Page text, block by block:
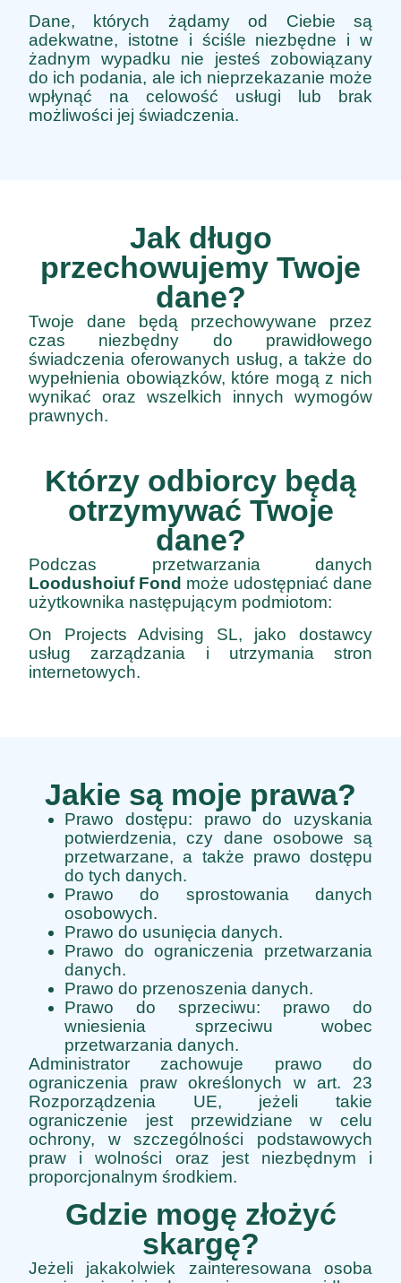
Dane, których żądamy od Ciebie są
adekwatne, istotne i ściśle niezbędne i w
żadnym wypadku nie jesteś zobowiązany
do ich podania, ale ich nieprzekazanie może
wpłynąć na celowość usługi lub brak
możliwości jej świadczenia.
Jak długo
przechowujemy Twoje
dane?
Twoje dane będą przechowywane przez
czas niezbędny do prawidłowego
świadczenia oferowanych usług, a także do
wypełnienia obowiązków, które mogą z nich
wynikać oraz wszelkich innych wymogów
prawnych.
Którzy odbiorcy będą
otrzymywać Twoje
dane?
Podczas przetwarzania danych
Loodushoiuf Fond może udostępniać dane
użytkownika następującym podmiotom:
On Projects Advising SL, jako dostawcy
usług zarządzania i utrzymania stron
internetowych.
Jakie są moje prawa?
Prawo dostępu: prawo do uzyskania
potwierdzenia, czy dane osobowe są
przetwarzane, a także prawo dostępu
do tych danych.
Prawo do sprostowania danych
osobowych.
Prawo do usunięcia danych.
Prawo do ograniczenia przetwarzania
danych.
Prawo do przenoszenia danych.
Prawo do sprzeciwu: prawo do
wniesienia sprzeciwu wobec
przetwarzania danych.
Administrator zachowuje prawo do
ograniczenia praw określonych w art. 23
Rozporządzenia UE, jeżeli takie
ograniczenie jest przewidziane w celu
ochrony, w szczególności podstawowych
praw i wolności oraz jest niezbędnym i
proporcjonalnym środkiem.
Gdzie mogę złożyć
skargę?
Jeżeli jakakolwiek zainteresowana osoba